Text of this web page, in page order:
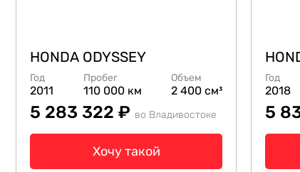
HONDA ODYSSEY
Год
2011
Пробег
110 000 км
Объем
2 400 см³
5 283 322 ₽ во Владивостоке
Хочу такой
Год
2018
5